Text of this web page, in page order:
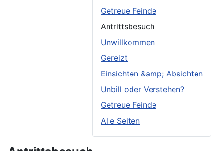
Getreue Feinde
Antrittsbesuch
Unwillkommen
Gereizt
Einsichten &amp; Absichten
Unbill oder Verstehen?
Getreue Feinde
Alle Seiten